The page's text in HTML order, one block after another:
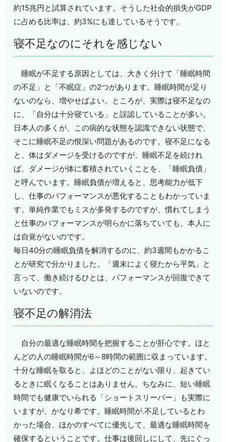
約15兆円と試算されています。そうした社会的損失がGDP
に占める比率は、約3%にも達しているそうです。
寝不足なのにそれを感じない
睡眠が不足する原因としては、大きく分けて「睡眠時間
の不足」と「不眠症」の2つがあります。睡眠時間が足り
ないのなら、増やせばよい。ところが、実際は寝不足なの
に、「自分は十分寝ている」と誤認していることが多い。
日本人の多くが、この病的な状態を認識できない状態で、
そこに睡眠不足の恨深い問題があるのです。寝不足になる
と、体はダメージを受けるのですが、睡眠不足を続けれ
ば、ダメージが体に蓄積されていくことを、「睡眠負債」
と呼んでいます。睡眠負債が増えると、思考能力が低下
し、仕事のパフォーマンスが悪化することもわかっていま
す。単純作業でもミスが多発するのですが、慣れてしまう
と仕事のパフォーマンスが明らかに落ちていても、本人に
は自覚がないのです。
毎日40分の睡眠負債を解消するのに、約3週間もかかるこ
とが研究で分かりました。「週末によく寝たから平気」と
言って、働き続けるひとは、パフォーマンスが回復できて
いないのです。
寝不足の解消法
自分の最適な睡眠時聞を把握することが肝心です。ほと
んどの人の睡眠時間が6～8時間の範囲に収まっています。
十分な睡眠を取ると、よほどのことがない限り、起きてい
るときに眠くなることはありません。ちなみに、短い睡眠
時間でも健康でいられる「ショートスリーパー」も実際に
いますが、かなり希です。睡眠時間が.不足しているとわ
かった場合、ほかのすべてに優先して、最適な睡眠時間を
確保するということです。仕事は後回しにして、先にぐっ